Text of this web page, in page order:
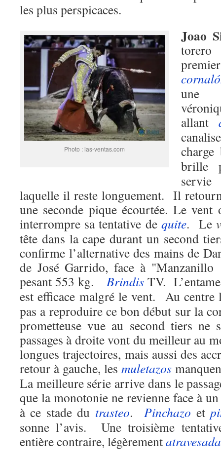
les plus perspicaces.
Photo : las-ventas.com
Joao
torero
une
allant
brille
laquelle il reste longuement. Il
une seconde pique écourtée. Le
interrompre sa tentative de quite. Le
tête dans la cape durant un second
confirme l’alternative des mains de
de José Garrido, face à
pesant 553 kg. BrindisTV.
est efficace malgré le vent. Au
pas a reproduire ce bon début sur la
prometteuse vue au second tiers
passages à droite vont du meilleur au
longues trajectoires, mais aussi des
retour à gauche, les muletazos
La meilleure série arrive dans le
que la monotonie ne revienne face à
à ce stade du trasteo.Pinchazo et
sonne l’avis. Une troisième
entière contraire, légèrementatravesada